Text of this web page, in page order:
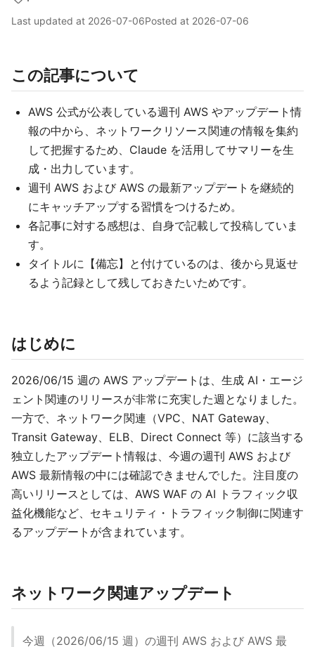
Last updated at 2026-07-06Posted at 2026-07-06
この記事について
AWS 公式が公表している週刊 AWS やアップデート情
報の中から、ネットワークリソース関連の情報を集約
して把握するため、Claude を活用してサマリーを生
成・出力しています。
週刊 AWS および AWS の最新アップデートを継続的
にキャッチアップする習慣をつけるため。
各記事に対する感想は、自身で記載して投稿していま
す。
タイトルに【備忘】と付けているのは、後から見返せ
るよう記録として残しておきたいためです。
はじめに
2026/06/15 週の AWS アップデートは、生成 AI・エージ
ェント関連のリリースが非常に充実した週となりました。
一方で、ネットワーク関連（VPC、NAT Gateway、
Transit Gateway、ELB、Direct Connect 等）に該当する
独立したアップデート情報は、今週の週刊 AWS および
AWS 最新情報の中には確認できませんでした。注目度の
高いリリースとしては、AWS WAF の AI トラフィック収
益化機能など、セキュリティ・トラフィック制御に関連す
るアップデートが含まれています。
ネットワーク関連アップデート
今週（2026/06/15 週）の週刊 AWS および AWS 最